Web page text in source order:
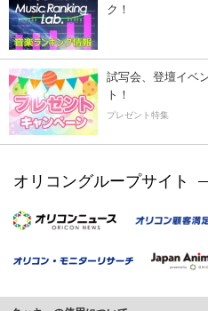
ク！
試写会、登壇イベ
ト！
プレゼント特集
オリコングループサイト